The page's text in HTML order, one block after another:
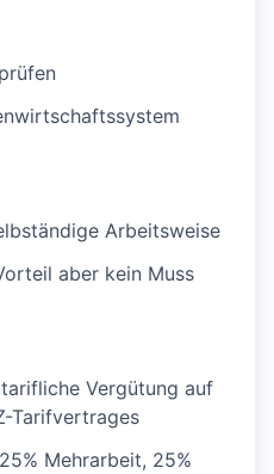
Arbeitsweise
aber kein Muss
Vergütung auf
Tarifvertrages
Mehrarbeit, 25%